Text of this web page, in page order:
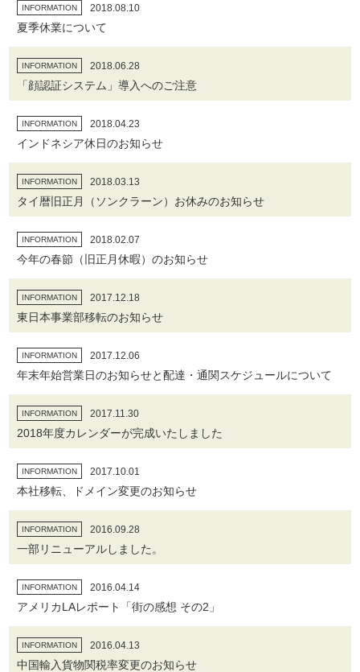
INFORMATION 2018.08.10
夏季休業について
INFORMATION 2018.06.28
「顔認証システム」導入へのご注意
INFORMATION 2018.04.23
インドネシア休日のお知らせ
INFORMATION 2018.03.13
タイ暦旧正月（ソンクラーン）お休みのお知らせ
INFORMATION 2018.02.07
今年の春節（旧正月休暇）のお知らせ
INFORMATION 2017.12.18
東日本事業部移転のお知らせ
INFORMATION 2017.12.06
年末年始営業日のお知らせと配達・通関スケジュールについて
INFORMATION 2017.11.30
2018年度カレンダーが完成いたしました
INFORMATION 2017.10.01
本社移転、ドメイン変更のお知らせ
INFORMATION 2016.09.28
一部リニューアルしました。
INFORMATION 2016.04.14
アメリカLAレポート「街の感想 その2」
INFORMATION 2016.04.13
中国輸入貨物関税率変更のお知らせ